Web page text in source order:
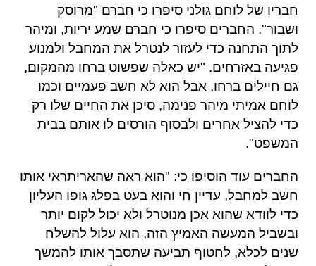
חבריו של לוחם גולני סיפרו כי חברם "מרוסק
ושבור". החברים סיפרו כי חברם שמע יריות, ומיהר
לתוך התחנה כדי לעזור לנטרל את המחבל ולמנוע
פגיעה באזרחים. "יש כאלה שפשוט ברחו מהמקום,
גם חיילים ברחו, אבל הוא לא חשב פעמיים וכמו
לוחם אמיתי מיהר פנימה, סיכן את החיים שלו רק
כדי להציל אחרים ולבסוף הורסים לו אותם בבית
המשפט".
החברים עוד הוסיפו כי: "הוא ראה שהאריתראי אותו
חשב למחבל, עדיין חי והוא בעט בפלג גופו העליון
כדי לוודא שהוא אכן מנוטרל ולא יכול לקום יותר
ובשביל המעשה האמיץ הזה, הוא עלול להשלח
שנים לכלא, לחטוף תביעה שתסבך אותו להמשך